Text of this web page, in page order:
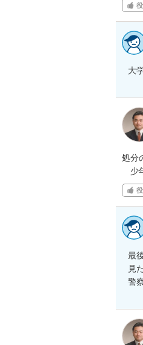
大
処分
少
最
見
警